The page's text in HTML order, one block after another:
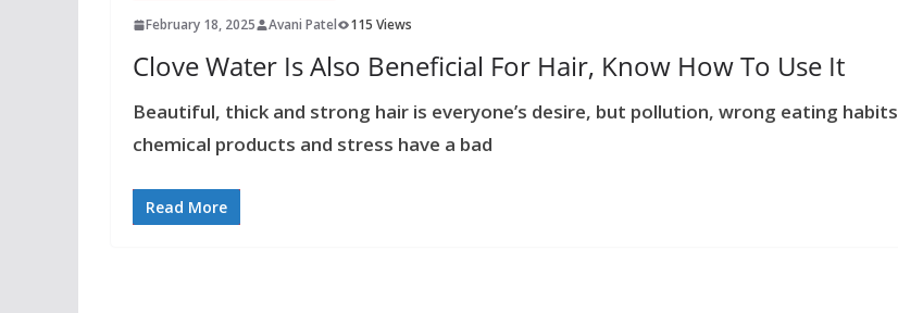
February 18, 2025 Avani Patel 115 Views
Clove Water Is Also Beneficial For Hair, Know How To Use It
Beautiful, thick and strong hair is everyone’s desire, but pollution, wrong eating
chemical products and stress have a bad
Read More